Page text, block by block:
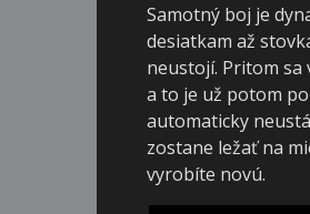
Samotný boj je
desiatkam až
neustojí. Pritom
a to je už potom
automaticky
zostane ležať na
vyrobíte novú.